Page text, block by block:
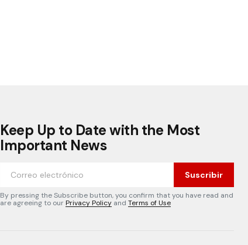
Keep Up to Date with the Most
Important News
Suscribir
By pressing the Subscribe button, you confirm that you have read and
are agreeing to ourPrivacy Policy and Terms of Use